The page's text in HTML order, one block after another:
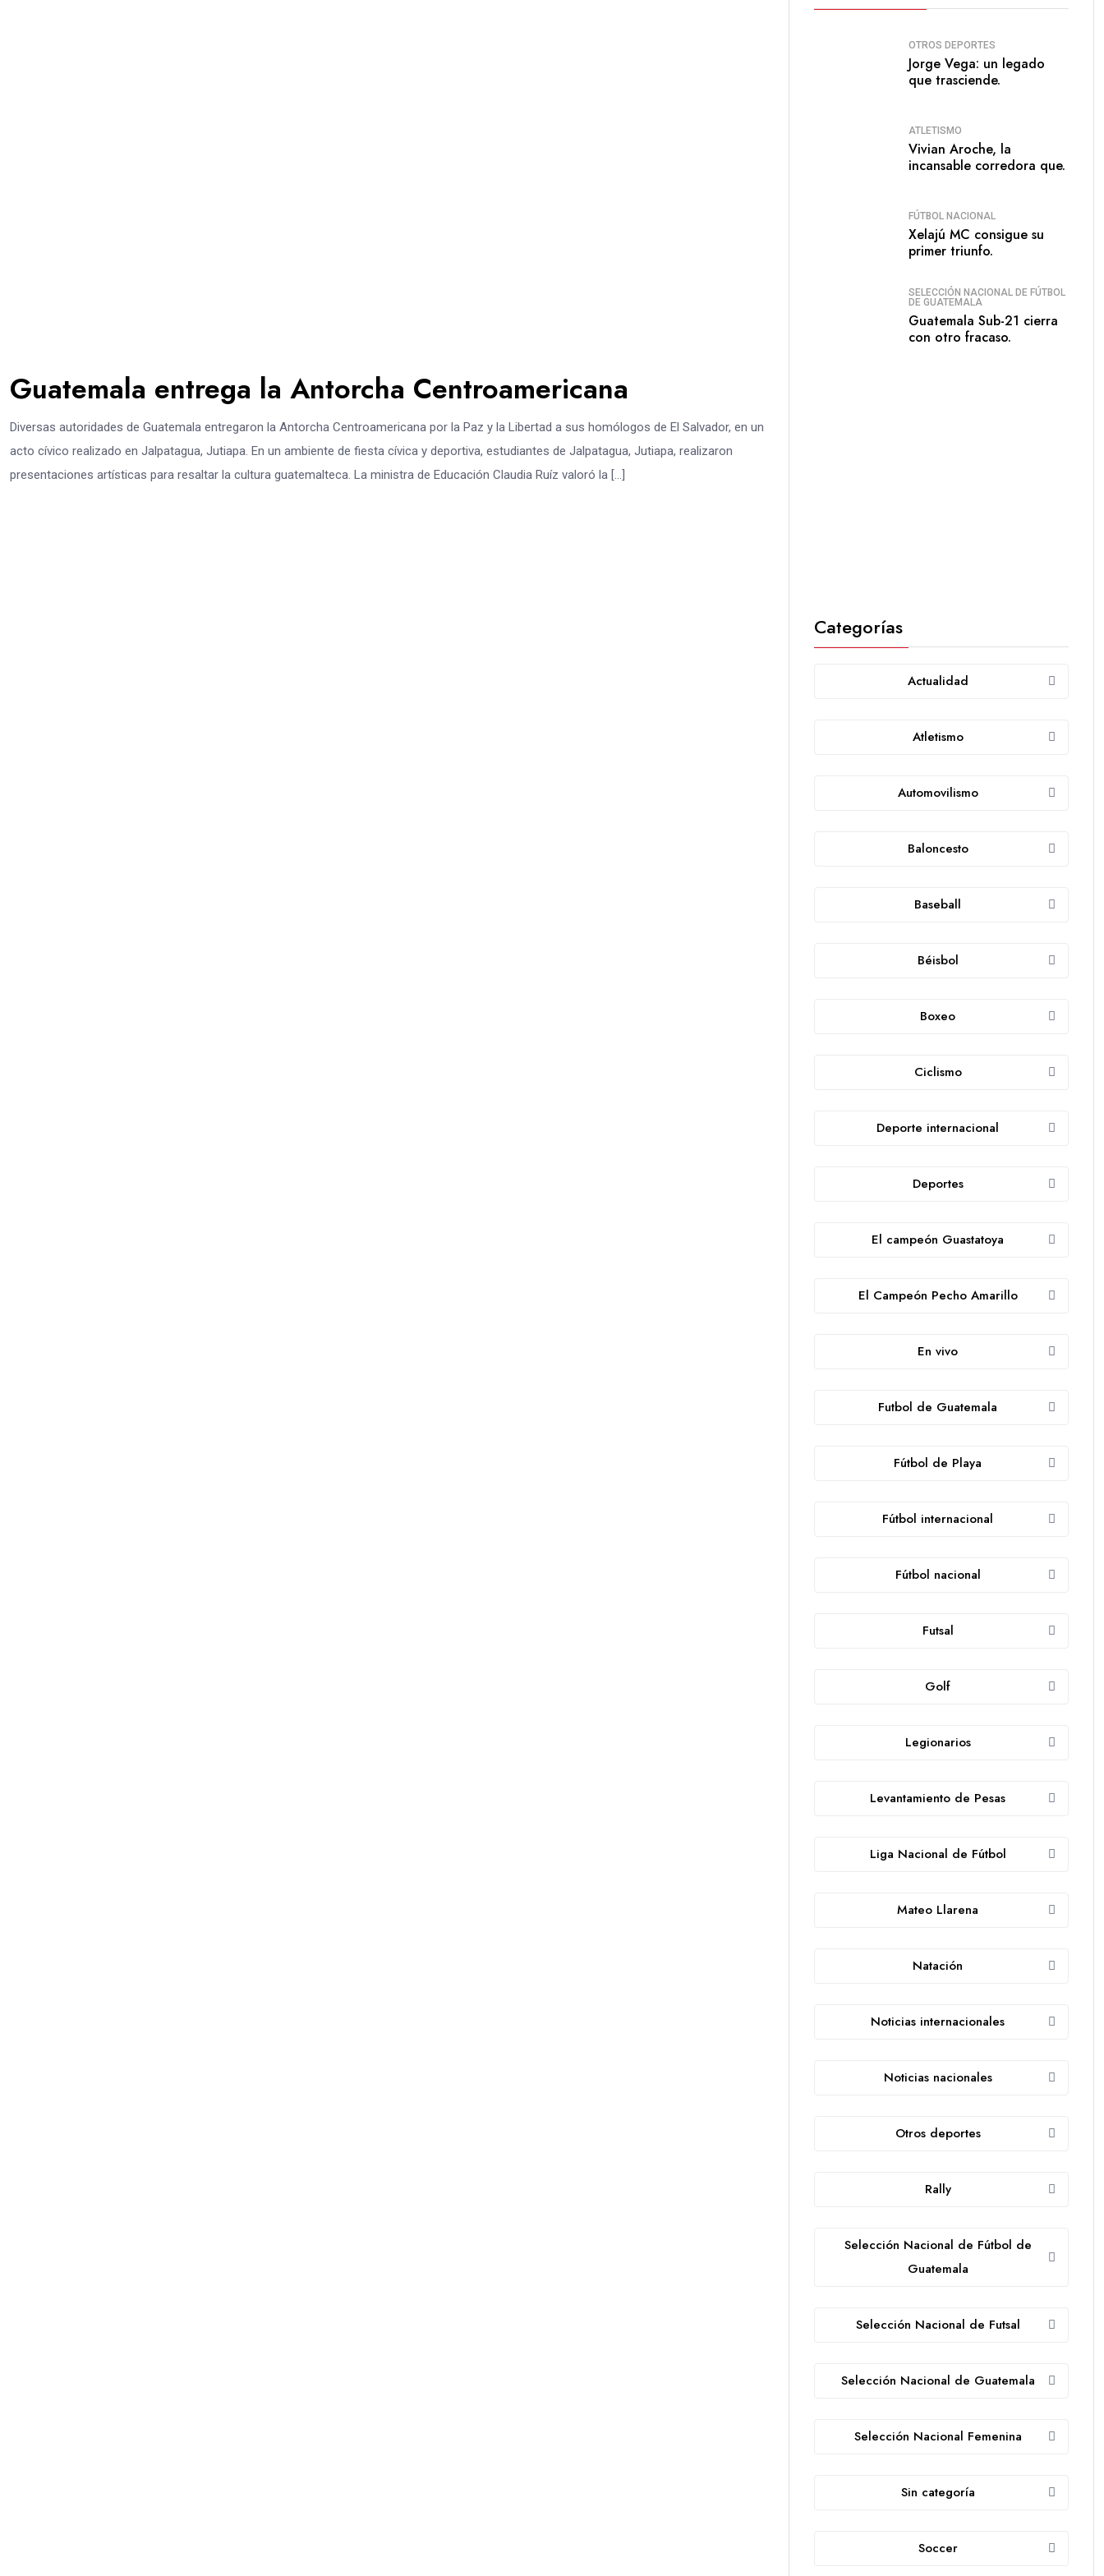
Guatemala entrega la Antorcha Centroamericana
Diversas autoridades de Guatemala entregaron la Antorcha Centroamericana por la Paz y la Libertad a sus homólogos de El Salvador, en un
acto cívico realizado en Jalpatagua, Jutiapa. En un ambiente de fiesta cívica y deportiva, estudiantes de Jalpatagua, Jutiapa, realizaron
presentaciones artísticas para resaltar la cultura guatemalteca. La ministra de Educación Claudia Ruíz valoró la […]
OTROS DEPORTES
Jorge Vega: un legado
que trasciende.
ATLETISMO
Vivian Aroche, la
incansable corredora que.
FÚTBOL NACIONAL
Xelajú MC consigue su
primer triunfo.
SELECCIÓN NACIONAL DE FÚTBOL
DE GUATEMALA
Guatemala Sub-21 cierra
con otro fracaso.
Categorías
Actualidad
Atletismo
Automovilismo
Baloncesto
Baseball
Béisbol
Boxeo
Ciclismo
Deporte internacional
Deportes
El campeón Guastatoya
El Campeón Pecho Amarillo
En vivo
Futbol de Guatemala
Fútbol de Playa
Fútbol internacional
Fútbol nacional
Futsal
Golf
Legionarios
Levantamiento de Pesas
Liga Nacional de Fútbol
Mateo Llarena
Natación
Noticias internacionales
Noticias nacionales
Otros deportes
Rally
Selección Nacional de Fútbol de
Guatemala
Selección Nacional de Futsal
Selección Nacional de Guatemala
Selección Nacional Femenina
Sin categoría
Soccer